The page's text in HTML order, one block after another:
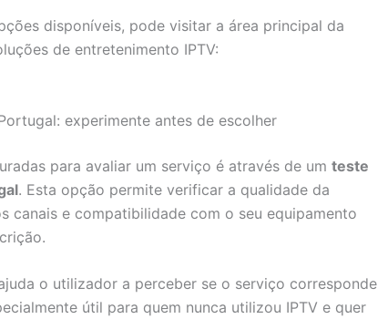
disponíveis, pode visitar a área principal da
de entretenimento IPTV:
experimente antes de escolher
para avaliar um serviço é através de um teste
. Esta opção permite verificar a qualidade da
canais e compatibilidade com o seu equipamento
o utilizador a perceber se o serviço corresponde
útil para quem nunca utilizou IPTV e quer